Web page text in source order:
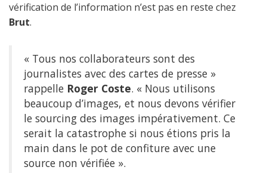
vérification de l’information n’est pas en reste chez
Brut.
« Tous nos collaborateurs sont des
journalistes avec des cartes de presse »
rappelle Roger Coste. « Nous utilisons
beaucoup d’images, et nous devons vérifier
le sourcing des images impérativement. Ce
serait la catastrophe si nous étions pris la
main dans le pot de confiture avec une
source non vérifiée ».